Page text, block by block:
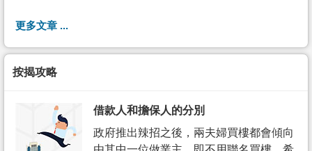
更多文章 ...
按揭攻略
借款人和擔保人的分別
政府推出辣招之後，兩夫婦買樓都會傾向